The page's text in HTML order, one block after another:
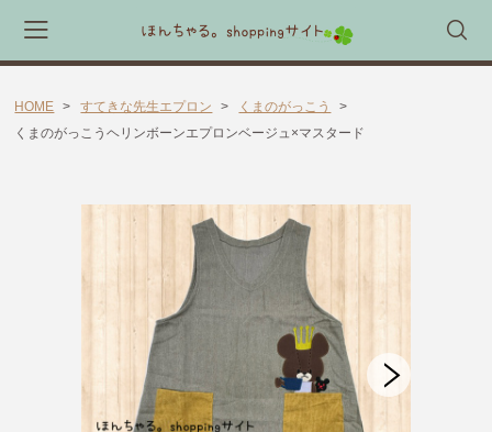
🎈送料無料 アイテム🎈
ラッピング素材
ほんちゃる。セレクトギフト
キャラックス
キャラクター靴下
HOME すてきな先生エプロン
くまのがっこう
くまのがっこうヘリンボーンエプロンベージュ×マスタード